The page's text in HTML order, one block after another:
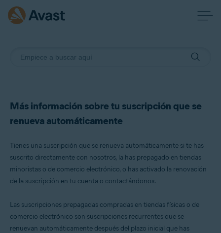
Más información sobre tu suscripción que se
renueva automáticamente
Tienes una suscripción que se renueva automáticamente si te has
suscrito directamente con nosotros, la has prepagado en tiendas
minoristas o de comercio electrónico, o has activado la renovación
de la suscripción en tu cuenta o contactándonos.
Las suscripciones prepagadas compradas en tiendas físicas o de
comercio electrónico son suscripciones recurrentes que se
renuevan automáticamente después del plazo inicial que has